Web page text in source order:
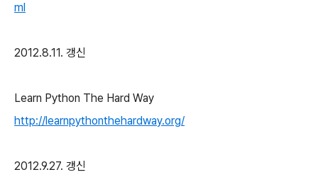
ml
2012.8.11. 갱신
Learn Python The Hard Way
http://learnpythonthehardway.org/
2012.9.27. 갱신